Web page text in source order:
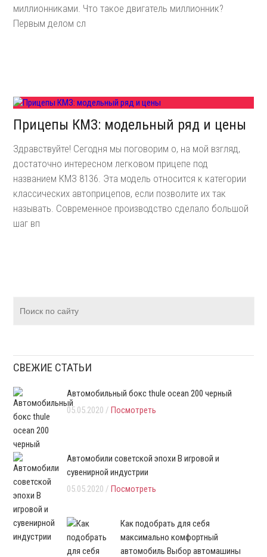
миллионниками. Что такое двигатель миллионник?
Первым делом сл
Прицепы КМЗ: модельный ряд и цены
Здравствуйте! Сегодня мы поговорим о, на мой взгляд,
достаточно интересном легковом прицепе под
названием КМЗ 8136. Эта модель относится к категории
классических автоприцепов, если позволите их так
называть. Современное производство сделало большой
шаг вп
СВЕЖИЕ СТАТЬИ
Автомобильный бокс thule ocean 200 черный
05.05.2020 /Посмотреть
Автомобили советской эпохи В игровой и
сувенирной индустрии
05.05.2020 /Посмотреть
Как подобрать для себя
максимально комфортный
автомобиль Выбор автомашины